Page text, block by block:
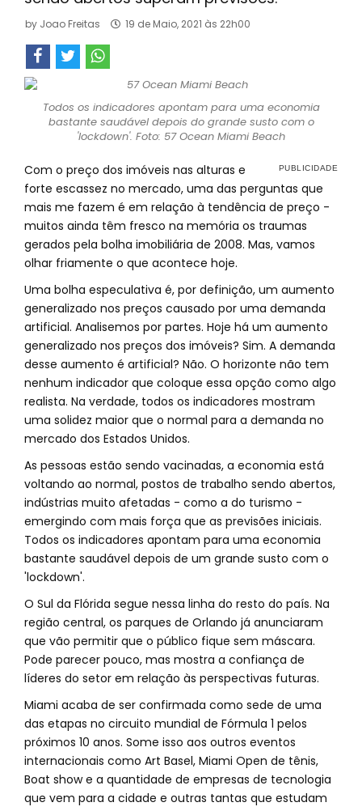
by Joao Freitas 19 de Maio, 2021 às 22h00
Todos os indicadores apontam para uma economia
bastante saudável depois do grande susto com o
'lockdown'. Foto: 57 Ocean Miami Beach
Com o preço dos imóveis nas alturas e
forte escassez no mercado, uma das perguntas que
mais me fazem é em relação à tendência de preço -
muitos ainda têm fresco na memória os traumas
gerados pela bolha imobiliária de 2008. Mas, vamos
olhar friamente o que acontece hoje.
Uma bolha especulativa é, por definição, um aumento
generalizado nos preços causado por uma demanda
artificial. Analisemos por partes. Hoje há um aumento
generalizado nos preços dos imóveis? Sim. A demanda
desse aumento é artificial? Não. O horizonte não tem
nenhum indicador que coloque essa opção como algo
realista. Na verdade, todos os indicadores mostram
uma solidez maior que o normal para a demanda no
mercado dos Estados Unidos.
As pessoas estão sendo vacinadas, a economia está
voltando ao normal, postos de trabalho sendo abertos,
indústrias muito afetadas - como a do turismo -
emergindo com mais força que as previsões iniciais.
Todos os indicadores apontam para uma economia
bastante saudável depois de um grande susto com o
'lockdown'.
O Sul da Flórida segue nessa linha do resto do país. Na
região central, os parques de Orlando já anunciaram
que vão permitir que o público fique sem máscara.
Pode parecer pouco, mas mostra a confiança de
líderes do setor em relação às perspectivas futuras.
Miami acaba de ser confirmada como sede de uma
das etapas no circuito mundial de Fórmula 1 pelos
próximos 10 anos. Some isso aos outros eventos
internacionais como Art Basel, Miami Open de tênis,
Boat show e a quantidade de empresas de tecnologia
que vem para a cidade e outras tantas que estudam